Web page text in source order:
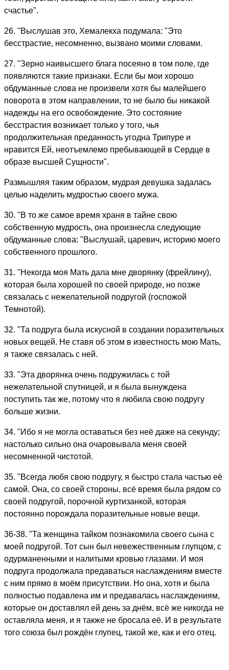
счастье".
26. "Выслушав это, Хемалекха подумала: "Это
бесстрастие, несомненно, вызвано моими словами.
27. "Зерно наивысшего блага посеяно в том поле, где
появляются такие признаки. Если бы мои хорошо
обдуманные слова не произвели хотя бы малейшего
поворота в этом направлении, то не было бы никакой
надежды на его освобождение. Это состояние
бесстрастия возникает только у того, чья
продолжительная преданность угодна Трипуре и
нравится Ей, неотъемлемо пребывающей в Сердце в
образе высшей Сущности".
Размышляя таким образом, мудрая девушка задалась
целью наделить мудростью своего мужа.
30. "В то же самое время храня в тайне свою
собственную мудрость, она произнесла следующие
обдуманные слова: "Выслушай, царевич, историю моего
собственного прошлого.
31. "Некогда моя Мать дала мне дворянку (фрейлину),
которая была хорошей по своей природе, но позже
связалась с нежелательной подругой (госпожой
Темнотой).
32. "Та подруга была искусной в создании поразительных
новых вещей. Не ставя об этом в известность мою Мать,
я также связалась с ней.
33. "Эта дворянка очень подружилась с той
нежелательной спутницей, и я была вынуждена
поступить так же, потому что я любила свою подругу
больше жизни.
34. "Ибо я не могла оставаться без неё даже на секунду;
настолько сильно она очаровывала меня своей
несомненной чистотой.
35. "Всегда любя свою подругу, я быстро стала частью её
самой. Она, со своей стороны, всё время была рядом со
своей подругой, пopoчной кypтизaнкой, которая
постоянно порождала поразительные новые вещи.
36-38. "Та женщина тайком познакомила своего сына с
моей подругой. Тот сын был невежественным глупцом, с
одурманенными и налитыми кровью глазами. И моя
подруга продолжала предаваться наслаждениям вместе
с ним прямо в моём присутствии. Но она, хотя и была
полностью подавлена им и предавалась наслаждениям,
которые он доставлял ей день за днём, всё же никогда не
оставляла меня, и я также не бросала её. И в результате
того союза был рождён глупец, такой же, как и его отец.